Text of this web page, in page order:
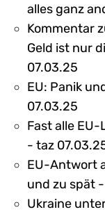
alles ganz
Kommentar
Geld ist nur
07.03.25
EU: Panik
07.03.25
Fast alle
- taz
EU-Antwort
und zu spät
Ukraine